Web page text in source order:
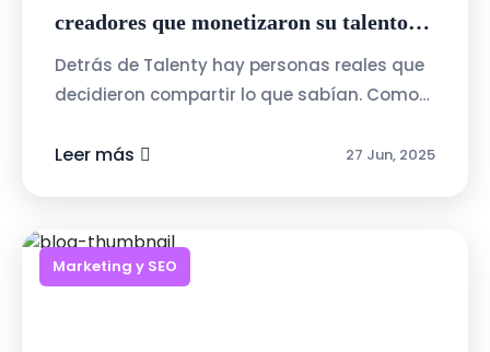
creadores que monetizaron su talento
con Talenty
Detrás de Talenty hay personas reales que
decidieron compartir lo que sabían. Como
pasó de tenerlo como hobby a una ...
Leer más 27 Jun, 2025
Marketing y SEO